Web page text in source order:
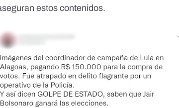
estos contenidos.